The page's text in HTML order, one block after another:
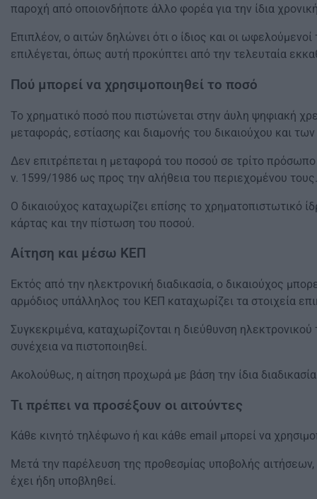
παροχή από οποιονδήποτε άλλο φορέα για την ίδια
Επιπλέον, ο αιτών δηλώνει ότι ο ίδιος και οι
επιλέγεται, όπως αυτή προκύπτει από την τελευταία
Πού μπορεί να χρησιμοποιηθεί το ποσό
Το χρηματικό ποσό που πιστώνεται στην άυλη ψηφιακή
μεταφοράς, εστίασης και διαμονής του δικαιούχου και
Δεν επιτρέπεται η μεταφορά του ποσού σε τρίτο
ν. 1599/1986 ως προς την αλήθεια του περιεχομένου τους.
Ο δικαιούχος καταχωρίζει επίσης το χρηματοπιστωτικό
κάρτας και την πίστωση του ποσού.
Αίτηση και μέσω ΚΕΠ
Εκτός από την ηλεκτρονική διαδικασία, ο δικαιούχος
αρμόδιος υπάλληλος του ΚΕΠ καταχωρίζει τα στοιχεία
Συγκεκριμένα, καταχωρίζονται η διεύθυνση
συνέχεια να πιστοποιηθεί.
Ακολούθως, η αίτηση προχωρά με βάση την ίδια
Τι πρέπει να προσέξουν οι αιτούντες
Κάθε κινητό τηλέφωνο ή και κάθε email μπορεί να
Μετά την παρέλευση της προθεσμίας υποβολής
έχει ήδη υποβληθεί.